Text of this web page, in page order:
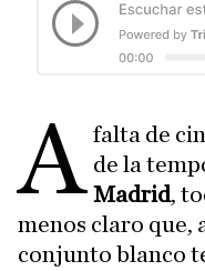
A falta de
de la
Madrid,
menos claro que,
conjunto blanco